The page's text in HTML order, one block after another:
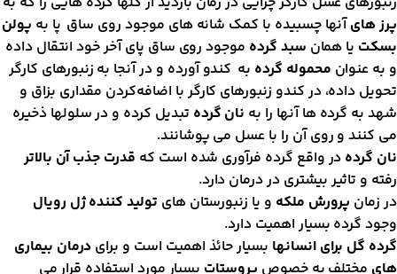
هایآنها چسبیده با کمک شانه های موجود روی ساق پا بهپولن
یا همانسبد گردهموجود روی ساق پای آخر خود انتقال داده
به عنوانمحموله گردهبه کندو آورده و در آنجا به زنبورهای کارگر
داده، در کندو زنبورهای کارگر با اضافه‌کردن مقداری بزاق و
به گرده ها آنها را بهنان گردهتبدیل کرده و در سلولها ذخیره
کنند و روی آن را با عسل می پوشانند.
گردهدر واقع گرده فرآوری شده است که قدرت جذب آن بالاتر
و تاثیر بیشتری در درمان دارد.
زمانپرورش ملکهو یا زنبورستان هایتولید کننده ژل رویال
گرده بسیار اهمیت دارد.
گل برای انسانهابسیار حائذ اهمیت است و برای درمان بیماری
مختلف به خصوصپروستاتبسیار مورد استفاده قرار می